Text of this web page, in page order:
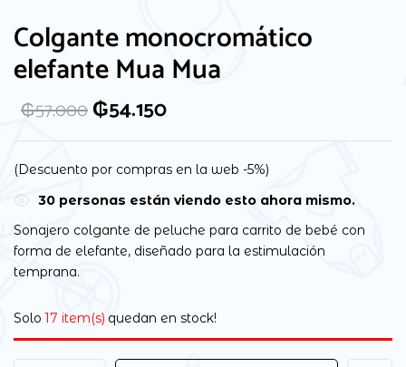
Colgante monocromático
elefante Mua Mua
₲57.000₲54.150
(Descuento por compras en la web -5%)
30 personas están viendo esto ahora mismo.
Sonajero colgante de peluche para carrito de bebé con
forma de elefante, diseñado para la estimulación
temprana.
Solo 17 item(s) quedan en stock!